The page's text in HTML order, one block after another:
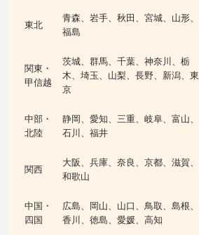
東北
青森、岩手、秋田、宮城、山形、
福島
関東・
甲信越
茨城、群馬、千葉、神奈川、栃
木、埼玉、山梨、長野、新潟、東
京
中部・
北陸
静岡、愛知、三重、岐阜、富山、
石川、福井
関西
大阪、兵庫、奈良、京都、滋賀、
和歌山
中国・
四国
広島、岡山、山口、鳥取、島根、
香川、徳島、愛媛、高知